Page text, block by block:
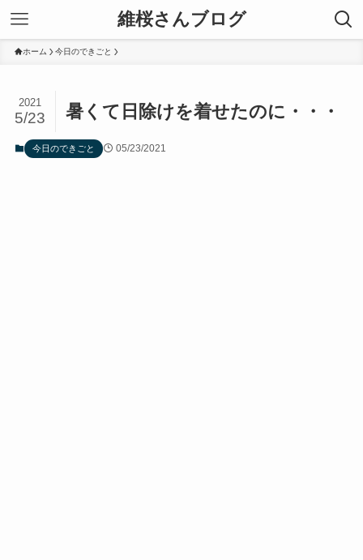
維桜さんブログ
ホーム 今日のできごと
暑くて日除けを着せたのに・・・
2021
5/23
今日のできごと 05/23/2021